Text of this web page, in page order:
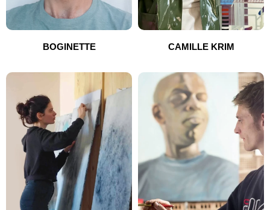
BOGINETTE CAMILLE KRIM